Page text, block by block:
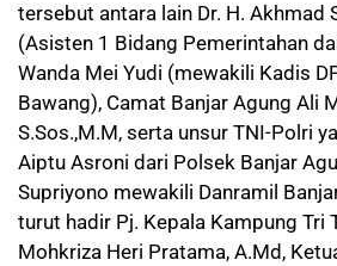
tersebut antara lain Dr. H. Akhmad
(Asisten 1 Bidang Pemerintahan
Wanda Mei Yudi (mewakili Kadis
Bawang), Camat Banjar Agung Ali
S.Sos.,M.M, serta unsur TNI-Polri
Aiptu Asroni dari Polsek Banjar
Supriyono mewakili Danramil
turut hadir Pj. Kepala Kampung Tri
Mohkriza Heri Pratama, A.Md,